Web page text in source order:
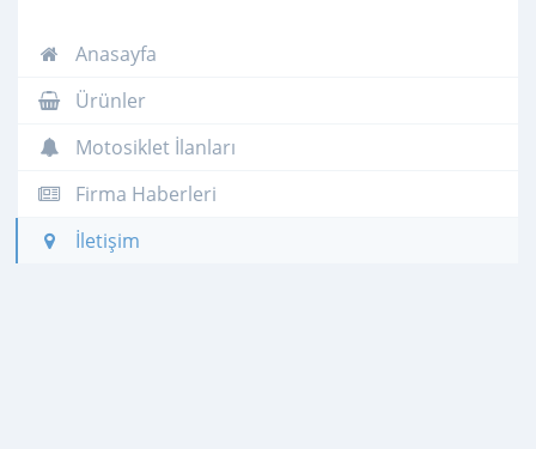
Anasayfa
Ürünler
Motosiklet İlanları
Firma Haberleri
İletişim